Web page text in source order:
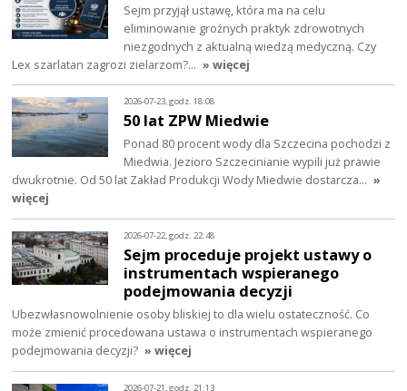
Sejm przyjął ustawę, która ma na celu
eliminowanie groźnych praktyk zdrowotnych
niezgodnych z aktualną wiedzą medyczną. Czy
Lex szarlatan zagrozi zielarzom?… » więcej
2026-07-23, godz. 18:08
50 lat ZPW Miedwie
Ponad 80 procent wody dla Szczecina pochodzi z
Miedwia. Jezioro Szczecinianie wypili już prawie
dwukrotnie. Od 50 lat Zakład Produkcji Wody Miedwie dostarcza… »
więcej
2026-07-22, godz. 22:48
Sejm proceduje projekt ustawy o
instrumentach wspieranego
podejmowania decyzji
Ubezwłasnowolnienie osoby bliskiej to dla wielu ostateczność. Co
może zmienić procedowana ustawa o instrumentach wspieranego
podejmowania decyzji? » więcej
2026-07-21, godz. 21:13